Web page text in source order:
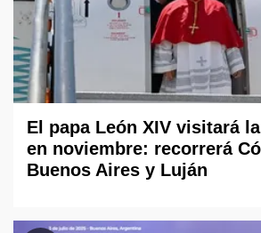
El papa León XIV visitará
en noviembre: recorrerá
Buenos Aires y Luján